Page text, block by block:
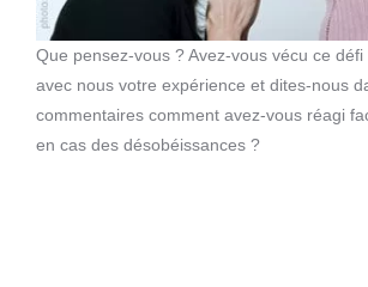
Que pensez-vous ? Avez-vous vécu ce
avec nous votre expérience et dites-nous
commentaires comment avez-vous réagi
en cas des désobéissances ?